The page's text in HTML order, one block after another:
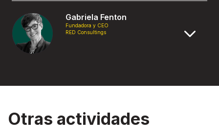
Gabriela Fenton
Fundadora y CEO
RED Consultings
Otras actividades